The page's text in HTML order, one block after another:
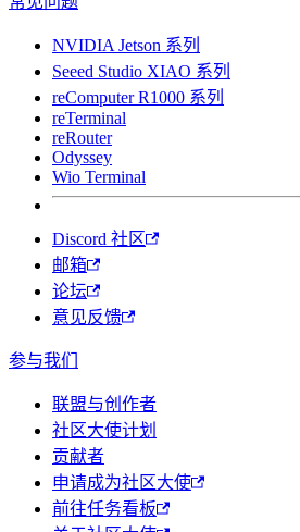
NVIDIA Jetson 系列
Seeed Studio XIAO 系列
reComputer R1000 系列
reTerminal
reRouter
Odyssey
Wio Terminal
Discord 社区
邮箱
论坛
意见反馈
参与我们
联盟与创作者
社区大使计划
贡献者
申请成为社区大使
前往任务看板